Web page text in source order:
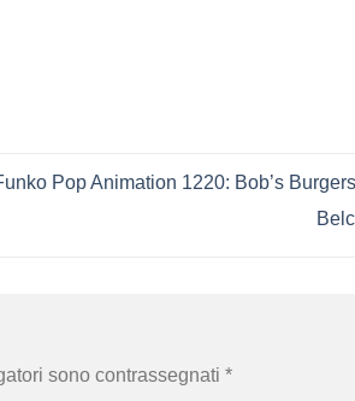
Pop Animation 1220: Bob’s
sono contrassegnati *